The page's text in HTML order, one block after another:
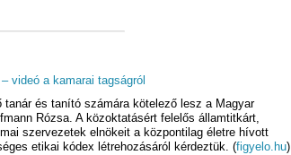
videó a kamarai tagságról
tanár és tanító számára kötelező lesz a Magyar
Rózsa. A közoktatásért felelős államtitkárt,
szervezetek elnökeit a központilag életre hívott
etikai kódex létrehozásáról kérdeztük. (figyelo.hu)